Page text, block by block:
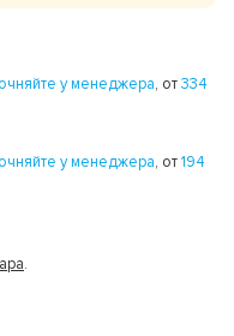
у менеджера, от334
у менеджера, от194
.